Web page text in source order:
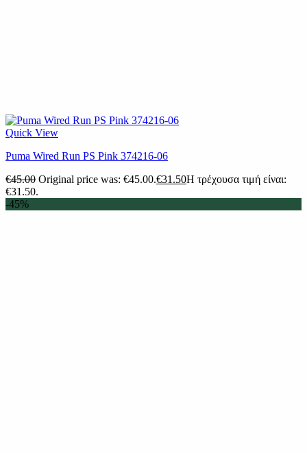
Quick View
Puma Wired Run PS Pink 374216-06
€45.00 Original price was: €45.00.€31.50Η τρέχουσα τιμή είναι:
€31.50.
-45%